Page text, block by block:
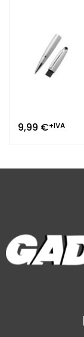
9,99 €+IVA